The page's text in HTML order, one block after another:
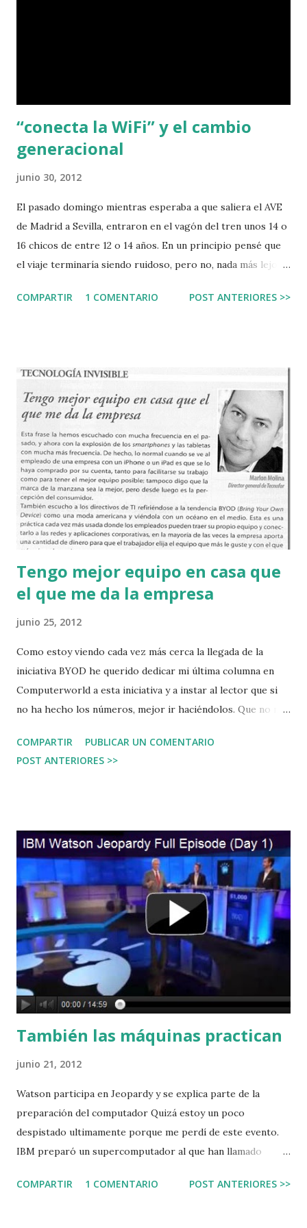
“conecta la WiFi” y el cambio
generacional
junio 30, 2012
El pasado domingo mientras esperaba a que saliera el AVE
de Madrid a Sevilla, entraron en el vagón del tren unos 14 o
16 chicos de entre 12 o 14 años. En un principio pensé que
el viaje terminaría siendo ruidoso, pero no, nada más lejos.
de ellos, ¿pero qué haces, enciende la WiFi? Por lo visto
los equipos móviles. De hecho la película que se proyectaba
era Thor, yo esperaría que les gustara, pero o bien no
tengo idea de lo que les gusta o seguramente estarían más
cómodos viendo la peli en una tableta o en su mismo móvil.
Más tarde la misma semana hablando de los cambios de
hábitos me han comentado que los jóvenes ya no compran
relojes porque usan el móvil para saber la hora, y por lo
visto la industria está pensando qué hacer pues es probable
que se de...
COMPARTIR 1 COMENTARIO POST ANTERIORES >>
Tengo mejor equipo en casa que
el que me da la empresa
junio 25, 2012
Como estoy viendo cada vez más cerca la llegada de la
iniciativa BYOD he querido dedicar mi última columna en
Computerworld a esta iniciativa y a instar al lector que si
no ha hecho los números, mejor ir haciéndolos. Que no nos
COMPARTIR
PUBLICAR UN COMENTARIO
POST ANTERIORES >>
También las máquinas practican
junio 21, 2012
Watson participa en Jeopardy y se explica parte de la
preparación del computador Quizá estoy un poco
despistado ultimamente porque me perdí de este evento.
IBM preparó un supercomputador al que han llamado
programa de concursos Jeopardy. El pasado lunes me
COMPARTIR 1 COMENTARIO POST ANTERIORES >>